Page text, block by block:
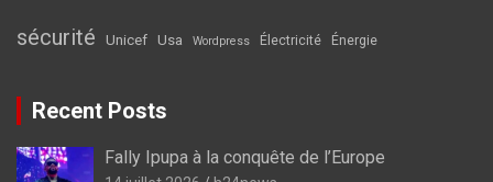
sécurité Unicef Usa Wordpress Électricité Énergie
Recent Posts
Fally Ipupa à la conquête de l’Europe